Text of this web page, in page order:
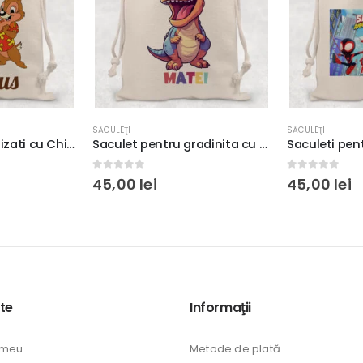
Saculet pentru gradinita cu Dinozaur, 32x40cm, material canvas Premium, rezistent, cadou copii
SĂCULEŢI
Saculeti pentru gradinita cu Spidey, 32x40cm, material canvas Premium, rezistent, cadou copii
out of 5
45,00 lei
SĂCULEŢI
out of 5
45,00 lei
Informaţii
Metode de plată